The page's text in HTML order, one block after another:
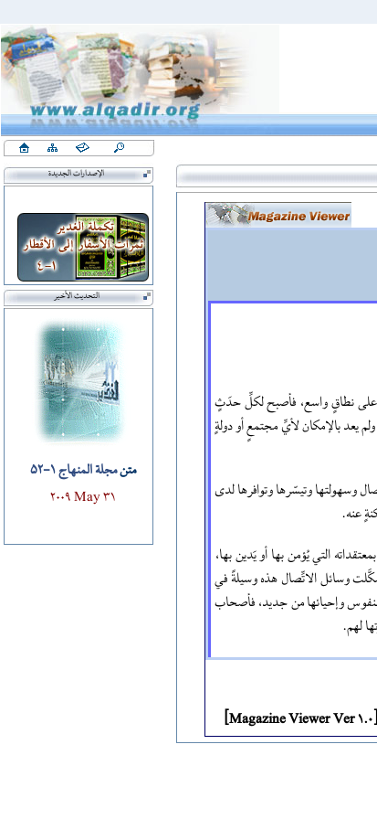
على نطاقٍ واسع، فأصبح لكلِّ حدَثٍ
يعد بالإمكان لأيِّ مجتمعٍ أو دولةٍ
وسهولتها وتيسّرها وتوافرها لدى
عنه.
التي يُؤمن بها أو يَدين بها،
وسائل الاتِّصال هذه وسيلةً في
وإحيائها من جديد، فأصحاب
لهم.
[Magazine Viewer Ver 1.0]
الإصدارات الجديدة
التحديث الأخير
متنمجلة المنهاج 1-52
2009 May 31